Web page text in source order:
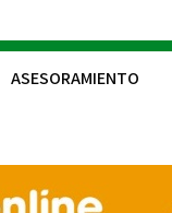
ASESORAMIENTO